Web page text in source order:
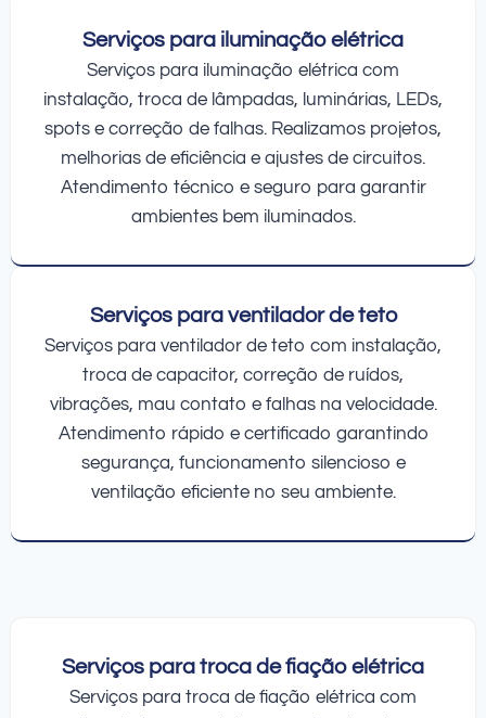
Serviços para iluminação elétrica
Serviços para iluminação elétrica com
instalação, troca de lâmpadas, luminárias, LEDs,
spots e correção de falhas. Realizamos projetos,
melhorias de eficiência e ajustes de circuitos.
Atendimento técnico e seguro para garantir
ambientes bem iluminados.
Serviços para ventilador de teto
Serviços para ventilador de teto com instalação,
troca de capacitor, correção de ruídos,
vibrações, mau contato e falhas na velocidade.
Atendimento rápido e certificado garantindo
segurança, funcionamento silencioso e
ventilação eficiente no seu ambiente.
Serviços para troca de fiação elétrica
Serviços para troca de fiação elétrica com